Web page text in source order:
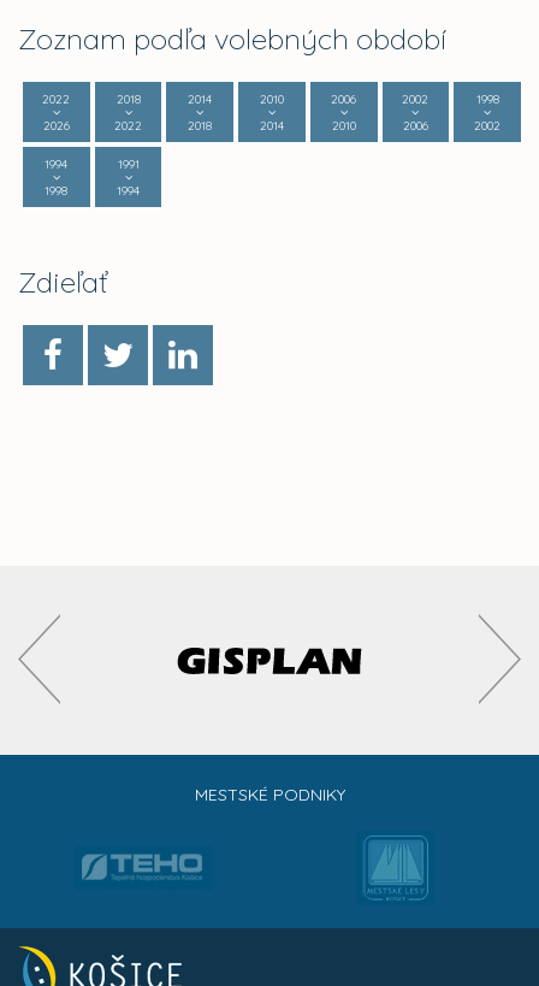
Zoznam podľa volebných období
2022
2026
2018
2022
2014
2018
2010
2014
2006
2010
2002
2006
1998
2002
1994
1998
1991
1994
Zdieľať
MESTSKÉ PODNIKY